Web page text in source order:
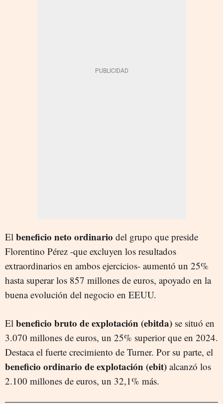
El beneficio neto ordinario del grupo que preside
Florentino Pérez -que excluyen los resultados
extraordinarios en ambos ejercicios- aumentó un 25%
hasta superar los 857 millones de euros, apoyado en la
buena evolución del negocio en EEUU.
El beneficio bruto de explotación (ebitda) se situó en
3.070 millones de euros, un 25% superior que en 2024.
Destaca el fuerte crecimiento de Turner. Por su parte, el
beneficio ordinario de explotación (ebit) alcanzó los
2.100 millones de euros, un 32,1% más.